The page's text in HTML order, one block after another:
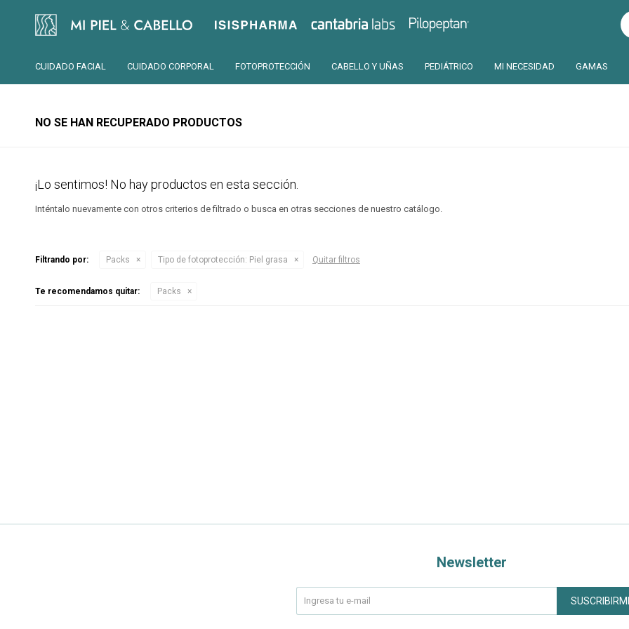
CUIDADO FACIAL CUIDADO CORPORAL FOTOPROTECCIÓN CABELLO Y UÑAS PEDIÁTRICO MI NECESIDAD GAMAS
Isispharma Cantabria Pilopeptan
NO SE HAN RECUPERADO PRODUCTOS
¡Lo sentimos! No hay productos en esta sección.
Inténtalo nuevamente con otros criterios de filtrado o busca en otras secciones de nuestro catálogo.
Filtrando por: Packs Tipo de fotoprotección: Piel grasa Quitar filtros
Te recomendamos quitar: Packs
Newsletter